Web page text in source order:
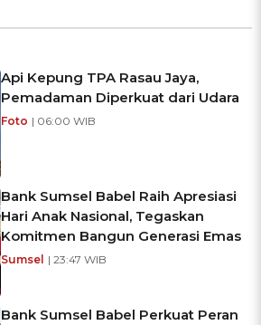
Api Kepung TPA Rasau Jaya,
Pemadaman Diperkuat dari Udara
Foto | 06:00 WIB
Bank Sumsel Babel Raih Apresiasi
Hari Anak Nasional, Tegaskan
Komitmen Bangun Generasi Emas
Sumsel | 23:47 WIB
Bank Sumsel Babel Perkuat Peran